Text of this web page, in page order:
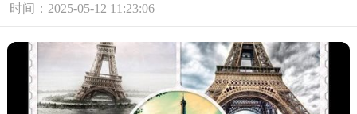
时间：2025-05-12 11:23:06